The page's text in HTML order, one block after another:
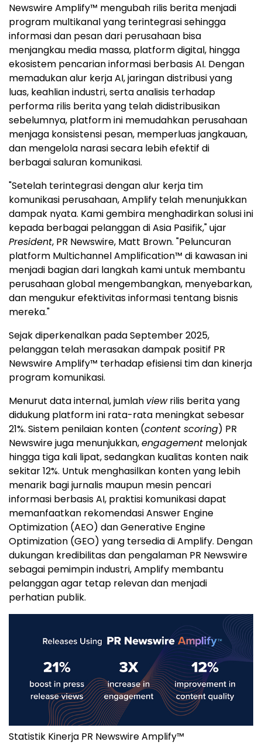
Newswire Amplify™ mengubah rilis berita menjadi
program multikanal yang terintegrasi sehingga
informasi dan pesan dari perusahaan bisa
menjangkau media massa, platform digital, hingga
ekosistem pencarian informasi berbasis AI. Dengan
memadukan alur kerja AI, jaringan distribusi yang
luas, keahlian industri, serta analisis terhadap
performa rilis berita yang telah didistribusikan
sebelumnya, platform ini memudahkan perusahaan
menjaga konsistensi pesan, memperluas jangkauan,
dan mengelola narasi secara lebih efektif di
berbagai saluran komunikasi.
"Setelah terintegrasi dengan alur kerja tim
komunikasi perusahaan, Amplify telah menunjukkan
dampak nyata. Kami gembira menghadirkan solusi ini
kepada berbagai pelanggan di Asia Pasifik," ujar
President, PR Newswire, Matt Brown. "Peluncuran
platform Multichannel Amplification™ di kawasan ini
menjadi bagian dari langkah kami untuk membantu
perusahaan global mengembangkan, menyebarkan,
dan mengukur efektivitas informasi tentang bisnis
mereka."
Sejak diperkenalkan pada September 2025,
pelanggan telah merasakan dampak positif PR
Newswire Amplify™ terhadap efisiensi tim dan kinerja
program komunikasi.
Menurut data internal, jumlah viewrilis berita yang
didukung platform ini rata-rata meningkat sebesar
21%. Sistem penilaian konten (content scoring) PR
Newswire juga menunjukkan,engagement melonjak
hingga tiga kali lipat, sedangkan kualitas konten naik
sekitar 12%. Untuk menghasilkan konten yang lebih
menarik bagi jurnalis maupun mesin pencari
informasi berbasis AI, praktisi komunikasi dapat
memanfaatkan rekomendasi Answer Engine
Optimization (AEO) dan Generative Engine
Optimization (GEO) yang tersedia di Amplify. Dengan
dukungan kredibilitas dan pengalaman PR Newswire
sebagai pemimpin industri, Amplify membantu
pelanggan agar tetap relevan dan menjadi
perhatian publik.
Statistik Kinerja PR Newswire Amplify™